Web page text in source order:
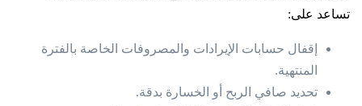
تساعد على:
إقفال حسابات الإيرادات والمصروفات الخاصة بالفترة
المنتهية.
تحديد صافي الربح أو الخسارة بدقة.